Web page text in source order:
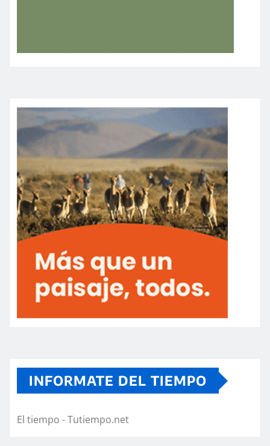
INFORMATE DEL TIEMPO
El tiempo - Tutiempo.net